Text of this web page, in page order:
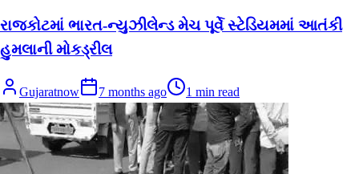
રાજકોટમાં ભારત-ન્યુઝીલેન્ડ મેચ પૂર્વે સ્ટેડિયમમાં આતંકી
હુમલાની મોકડ્રીલ
Gujaratnow 7 months ago 1 min read